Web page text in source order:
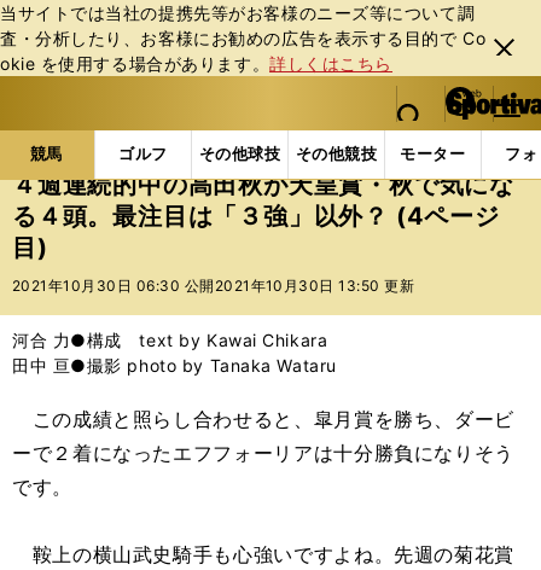
当サイトでは当社の提携先等がお客様のニーズ等について調
査・分析したり、お客様にお勧めの広告を表⽰する⽬的で Co
okie を使⽤する場合があります。詳しくはこちら
閉じ
る
web Sportiva (webスポルティーバ)
検索
マイペ
ー
ジ
メニュ
競馬 ゴルフ その他球技 その他競技 モーター フ
b
ス
ポ
ル
テ
ー
バ
競馬の記事一覧 競馬 ４週連続的中の高田秋が天皇
４週連続的中の高田秋が天皇賞・秋で気にな
る４頭。最注目は「３強」以外？ (4ページ
目)
2021年10月30日 06:30 公開 2021年10月30日 13:50 更新
河合 力●構成 text by Kawai Chikara
田中 亘●撮影 photo by Tanaka Wataru
この成績と照らし合わせると、皐月賞を勝ち、ダービ
ーで２着になったエフフォーリアは十分勝負になりそう
です。
鞍上の横山武史騎手も心強いですよね。先週の菊花賞